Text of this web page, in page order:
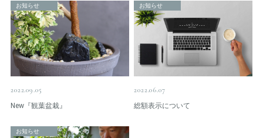
お知らせ
2022.09.05
New『観葉盆栽』
お知らせ
2022.06.07
総額表示について
お知らせ